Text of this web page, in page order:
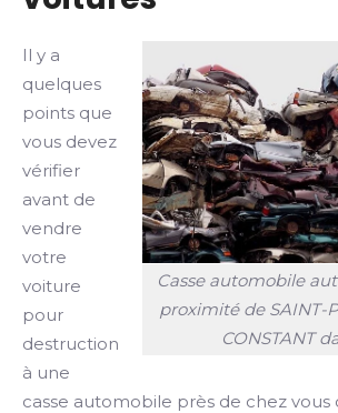
Casse automobile
proximité de SAINT-
CONSTANT
Il y a
quelques
points que
vous devez
vérifier
avant de
vendre
votre
voiture
pour
destruction
à une
casse automobile près de chez vous